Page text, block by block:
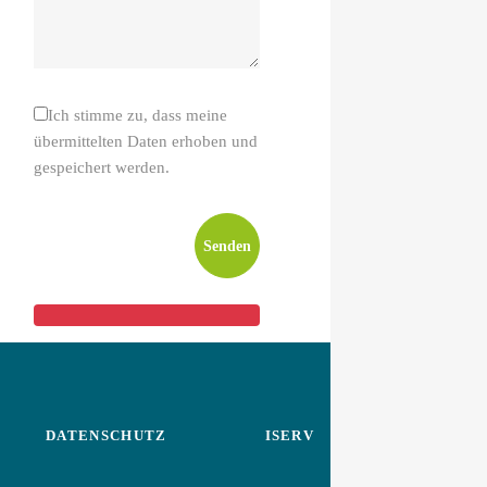
Ich stimme zu, dass meine
übermittelten Daten erhoben und
gespeichert werden.
DATENSCHUTZ ISERV